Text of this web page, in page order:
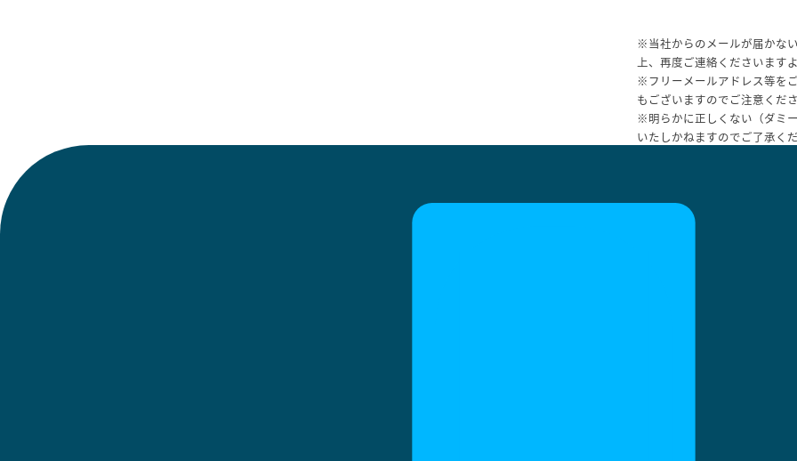
※当社からのメールが届かな
上、再度ご連絡くださいます
※フリーメールアドレス等を
もございますのでご注意くだ
※明らかに正しくない（ダミ
いたしかねますのでご了承く